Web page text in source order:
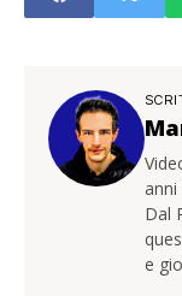
Dal
e